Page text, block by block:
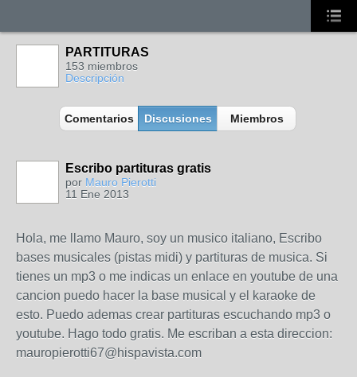
PARTITURAS
153 miembros
Descripción
Comentarios Discusiones Miembros
Escribo partituras gratis
por Mauro Pierotti
11 Ene 2013
Hola, me llamo Mauro, soy un musico italiano, Escribo
bases musicales (pistas midi) y partituras de musica. Si
tienes un mp3 o me indicas un enlace en youtube de una
cancion puedo hacer la base musical y el karaoke de
esto. Puedo ademas crear partituras escuchando mp3 o
youtube. Hago todo gratis. Me escriban a esta direccion:
mauropierotti67@hispavista.com